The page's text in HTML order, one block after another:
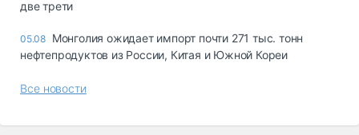
две трети
05.08 Монголия ожидает импорт почти 271 тыс. тонн
нефтепродуктов из России, Китая и Южной Кореи
Все новости